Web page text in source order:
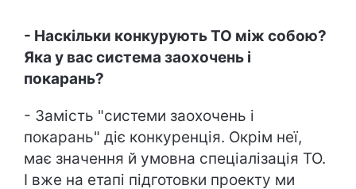
- Наскільки конкурують ТО між собою?
Яка у вас система заохочень і
покарань?
- Замість "системи заохочень і
покарань" діє конкуренція. Окрім неї,
має значення й умовна спеціалізація ТО.
І вже на етапі підготовки проекту ми